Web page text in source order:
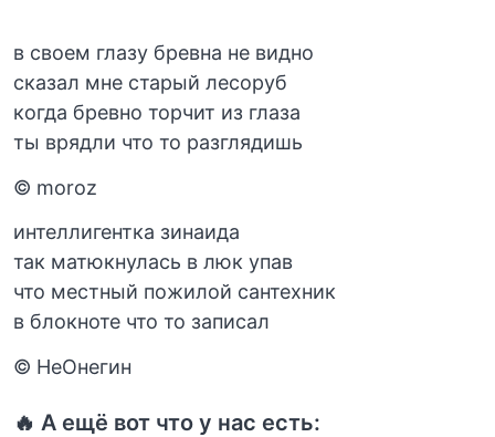
в своем глазу бревна не видно
сказал мне старый лесоруб
когда бревно торчит из глаза
ты врядли что то разглядишь
© moroz
интеллигентка зинаида
так матюкнулась в люк упав
что местный пожилой сантехник
в блокноте что то записал
© НеОнегин
🔥 А ещё вот что у нас есть: